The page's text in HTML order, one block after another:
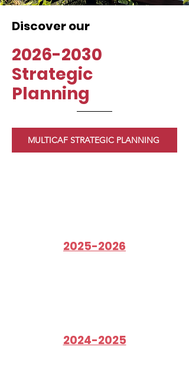
Discover our
2026-2030
Strategic
Planning
MULTICAF STRATEGIC PLANNING
2025-2026
2024-2025